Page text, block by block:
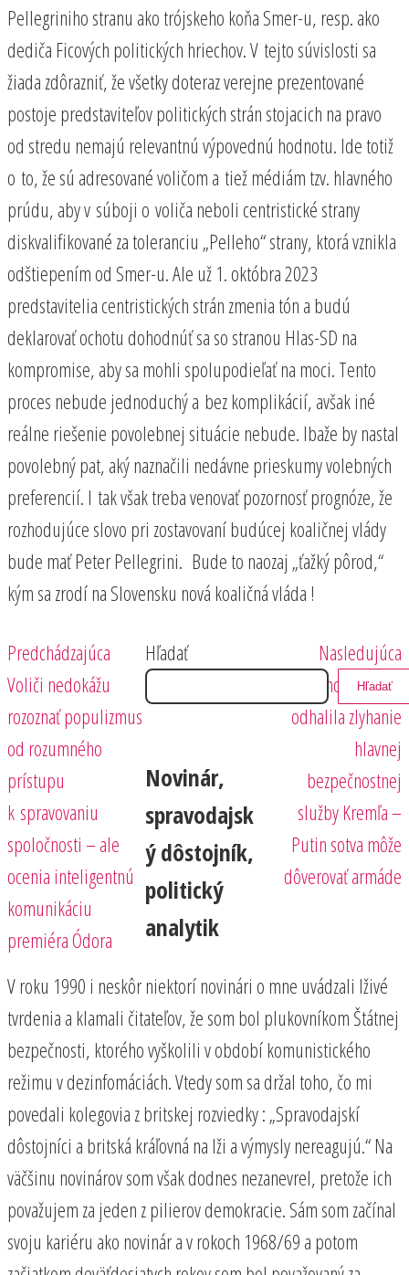
Pellegriniho stranu ako trójskeho koňa Smer-u, resp. ako
dediča Ficových politických hriechov. V tejto súvislosti sa
žiada zdôrazniť, že všetky doteraz verejne prezentované
postoje predstaviteľov politických strán stojacich na pravo
od stredu nemajú relevantnú výpovednú hodnotu. Ide totiž
o to, že sú adresované voličom a tiež médiám tzv. hlavného
prúdu, aby v súboji o voliča neboli centristické strany
diskvalifikované za toleranciu „Pelleho“ strany, ktorá vznikla
odštiepením od Smer-u. Ale už 1. októbra 2023
predstavitelia centristických strán zmenia tón a budú
deklarovať ochotu dohodnúť sa so stranou Hlas-SD na
kompromise, aby sa mohli spolupodieľať na moci. Tento
proces nebude jednoduchý a bez komplikácií, avšak iné
reálne riešenie povolebnej situácie nebude. Ibaže by nastal
povolebný pat, aký naznačili nedávne prieskumy volebných
preferencií. I tak však treba venovať pozornosť prognóze, že
rozhodujúce slovo pri zostavovaní budúcej koaličnej vlády
bude mať Peter Pellegrini. Bude to naozaj „ťažký pôrod,“
kým sa zrodí na Slovensku nová koaličná vláda !
Navigácia
v
článku
Predchádzajúci
príspevok
Predchádzajúca
Voliči nedokážu
rozoznať populizmus
od rozumného
prístupu
k spravovaniu
spoločnosti – ale
ocenia inteligentnú
komunikáciu
premiéra Ódora
Nasledujúci
príspevok
Nasledujúca
Prigožinova vzbura
odhalila zlyhanie
hlavnej
bezpečnostnej
služby Kremľa –
Putin sotva môže
dôverovať armáde
Hľadať
Hľadať
Novinár,
spravodajsk
ý dôstojník,
politický
analytik
V roku 1990 i neskôr niektorí novinári o mne uvádzali lživé
tvrdenia a klamali čitateľov, že som bol plukovníkom Štátnej
bezpečnosti, ktorého vyškolili v období komunistického
režimu v dezinfomáciách. Vtedy som sa držal toho, čo mi
povedali kolegovia z britskej rozviedky : „Spravodajskí
dôstojníci a britská kráľovná na lži a výmysly nereagujú.“ Na
väčšinu novinárov som však dodnes nezanevrel, pretože ich
považujem za jeden z pilierov demokracie. Sám som začínal
svoju kariéru ako novinár a v rokoch 1968/69 a potom